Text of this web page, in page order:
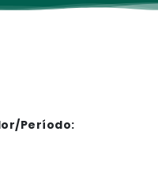
Período: